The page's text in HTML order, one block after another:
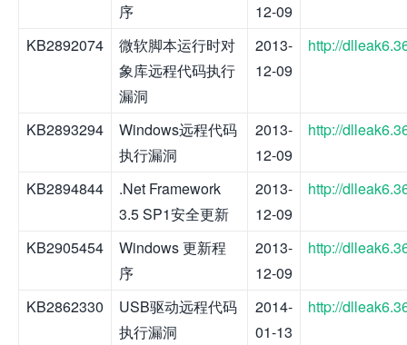
序
12-09
KB2892074
微软脚本运行时对
象库远程代码执行
漏洞
2013-
12-09
http://
KB2893294
Windows远程代码
执行漏洞
2013-
12-09
http://
KB2894844
.Net Framework
3.5 SP1安全更新
2013-
12-09
http://
KB2905454
Windows 更新程
序
2013-
12-09
http://
KB2862330
USB驱动远程代码
执行漏洞
2014-
01-13
http://